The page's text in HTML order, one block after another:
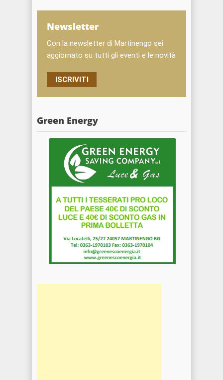
Newsletter
Con la newsletter di Martinengo sei
aggiornato su tutti gli eventi e le novità
ISCRIVITI
Green Energy